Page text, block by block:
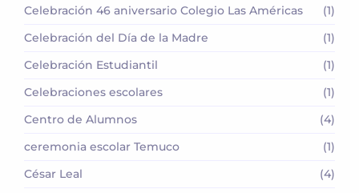
Celebración 46 aniversario Colegio Las Américas
(1)
Celebración del Día de la Madre
(1)
Celebración Estudiantil
(1)
Celebraciones escolares
(1)
Centro de Alumnos
(4)
ceremonia escolar Temuco
(1)
César Leal
(4)